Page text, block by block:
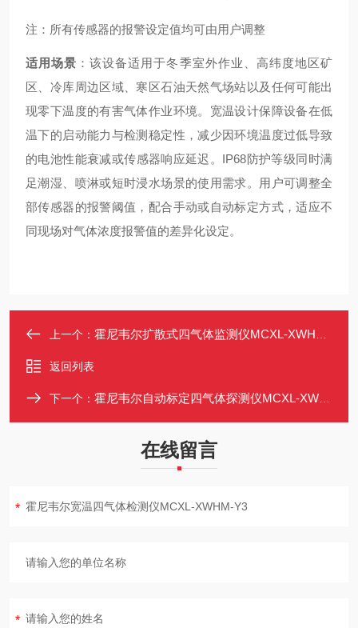
注：所有传感器的报警设定值均可由用户调整
适用场景 ：该设备适用于冬季室外作业、高纬度地区矿
区、冷库周边区域、寒区石油天然气场站以及任何可能出
现零下温度的有害气体作业环境。宽温设计保障设备在低
温下的启动能力与检测稳定性，减少因环境温度过低导致
的电池性能衰减或传感器响应延迟。IP68防护等级同时满
足潮湿、喷淋或短时浸水场景的使用需求。用户可调整全
部传感器的报警阈值，配合手动或自动标定方式，适应不
同现场对气体浓度报警值的差异化设定。
上一个： 霍尼韦尔扩散式四气体监测仪MCXL-XWHM-Y3
返回列表
下一个： 霍尼韦尔自动标定四气体探测仪MCXL-XWHM-Y3
在线留言